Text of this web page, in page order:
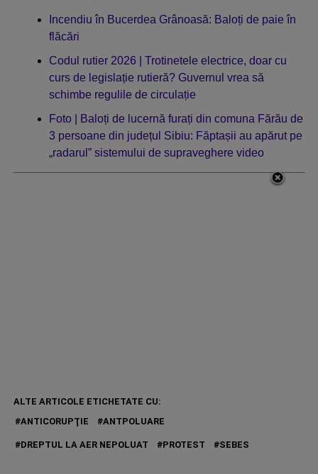
Incendiu în Bucerdea Grânoasă: Baloți de paie în
flăcări
Codul rutier 2026 | Trotinetele electrice, doar cu
curs de legislație rutieră? Guvernul vrea să
schimbe regulile de circulație
Foto | Baloți de lucernă furați din comuna Fărău de
3 persoane din județul Sibiu: Făptașii au apărut pe
„radarul” sistemului de supraveghere video
ALTE ARTICOLE ETICHETATE CU:
ANTICORUPŢIE
ANTPOLUARE
DREPTUL LA AER NEPOLUAT PROTEST SEBES